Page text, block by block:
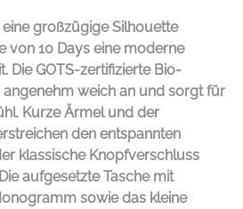
großzügige Silhouette
von 10 Days eine moderne
Die GOTS-zertifizierte Bio-
weich an und sorgt für
Kurze Ärmel und der
den entspannten
klassische Knopfverschluss
aufgesetzte Tasche mit
sowie das kleine